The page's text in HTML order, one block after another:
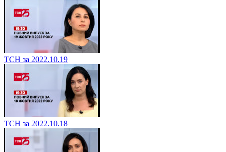
ТСН за 2022.10.19
ТСН за 2022.10.18